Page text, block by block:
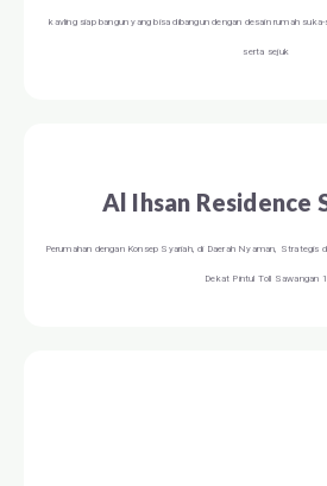
kavling siap bangun yang bisa dibangun dengan desain rumah
serta sejuk
Al Ihsan Residence
Perumahan dengan Konsep Syariah, di Daerah Nyaman, Strategis
Dekat Pintul Toll Sawangan 1